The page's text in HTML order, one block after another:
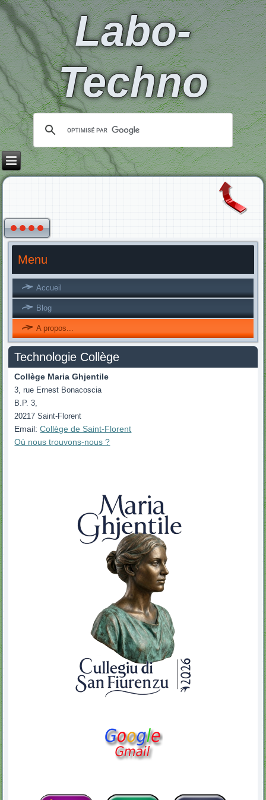
Labo-
Techno
Menu
Accueil
Blog
A propos...
Technologie Collège
Collège Maria Ghjentile
3, rue Ernest Bonacoscia
B.P. 3,
20217 Saint-Florent
Email:Collège de Saint-Florent
Où noustrouvons-nous ?